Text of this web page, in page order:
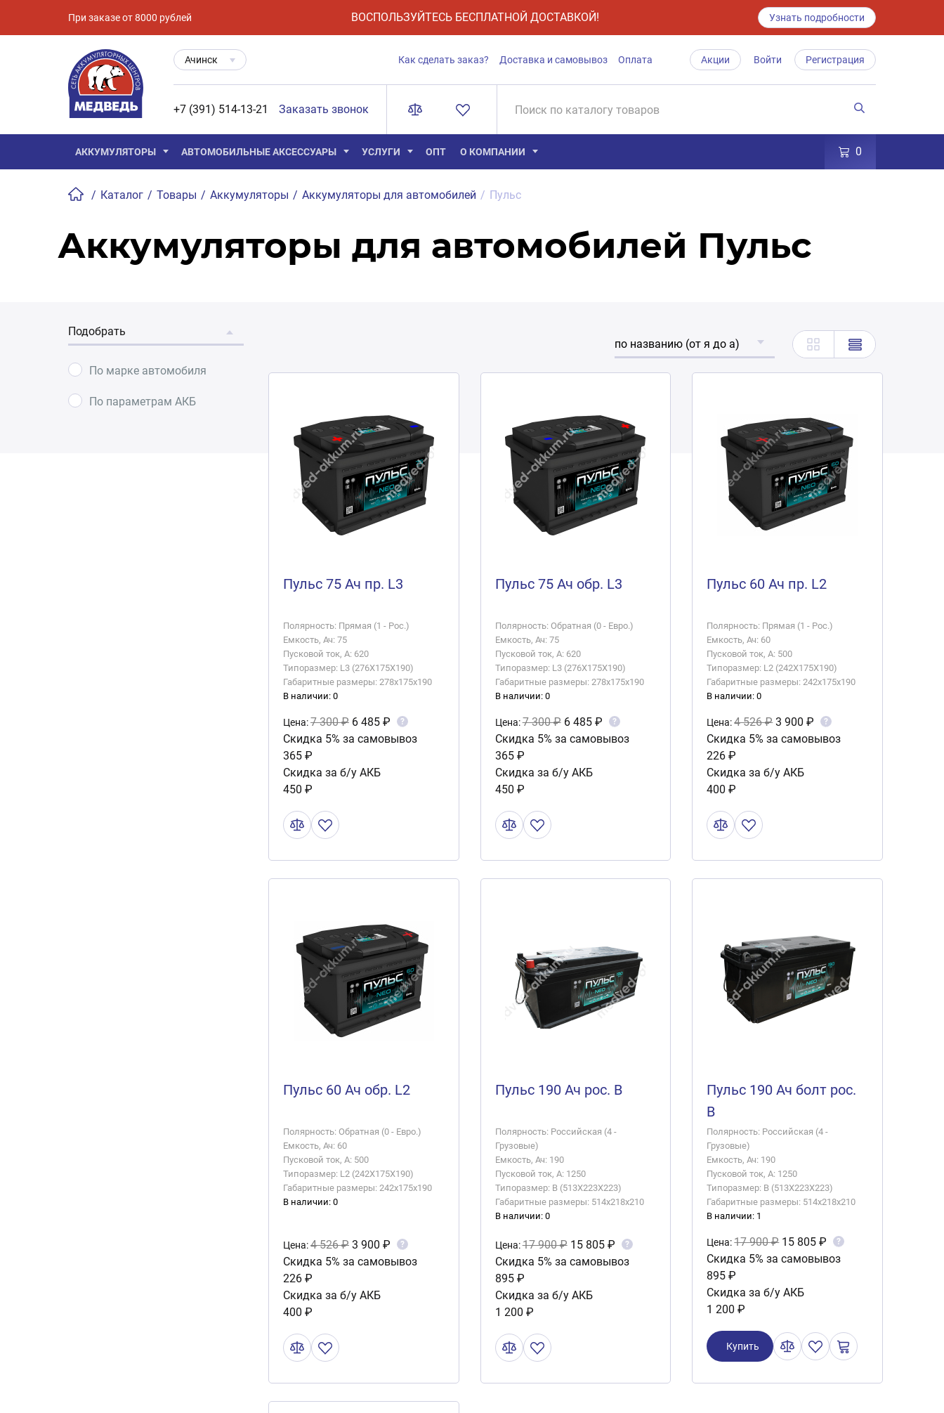
При заказе от 8000 рублей ВОСПОЛЬЗУЙТЕСЬ БЕСПЛАТНОЙ ДОСТАВКОЙ! Узнать подробности
Ачинск Как сделать заказ? Доставка и самовывоз Оплата Акции Войти Регистрация
+7 (391) 514-13-21 Заказать звонок
АККУМУЛЯТОРЫ АВТОМОБИЛЬНЫЕ АКСЕССУАРЫ УСЛУГИ ОПТ О КОМПАНИИ 0
/ Каталог / Товары / Аккумуляторы / Аккумуляторы для автомобилей / Пульс
Аккумуляторы для автомобилей Пульс
Подобрать
По марке автомобиля
По параметрам АКБ
по названию (от я до а)
Пульс 75 Ач пр. L3
Полярность: Прямая (1 - Рос.)
Емкость, Ач: 75
Пусковой ток, А: 620
Типоразмер: L3 (276X175X190)
Габаритные размеры: 278x175x190
В наличии: 0
Цена:7 300 ₽ 6 485 ₽ ?
Скидка 5% за самовывоз
365 ₽
Скидка за б/у АКБ
450 ₽
Пульс 75 Ач обр. L3
Полярность: Обратная (0 - Евро.)
Емкость, Ач: 75
Пусковой ток, А: 620
Типоразмер: L3 (276X175X190)
Габаритные размеры: 278x175x190
В наличии: 0
Цена:7 300 ₽ 6 485 ₽ ?
Скидка 5% за самовывоз
365 ₽
Скидка за б/у АКБ
450 ₽
Пульс 60 Ач пр. L2
Полярность: Прямая (1 - Рос.)
Емкость, Ач: 60
Пусковой ток, А: 500
Типоразмер: L2 (242X175X190)
Габаритные размеры: 242x175x190
В наличии: 0
Цена:4 526 ₽ 3 900 ₽ ?
Скидка 5% за самовывоз
226 ₽
Скидка за б/у АКБ
400 ₽
Пульс 60 Ач обр. L2
Полярность: Обратная (0 - Евро.)
Емкость, Ач: 60
Пусковой ток, А: 500
Типоразмер: L2 (242X175X190)
Габаритные размеры: 242x175x190
В наличии: 0
Цена:4 526 ₽ 3 900 ₽ ?
Скидка 5% за самовывоз
226 ₽
Скидка за б/у АКБ
400 ₽
Пульс 190 Ач рос. B
Полярность: Российская (4 -
Грузовые)
Емкость, Ач: 190
Пусковой ток, А: 1250
Типоразмер: B (513X223X223)
Габаритные размеры: 514x218x210
В наличии: 0
Цена:17 900 ₽ 15 805 ₽ ?
Скидка 5% за самовывоз
895 ₽
Скидка за б/у АКБ
1 200 ₽
Пульс 190 Ач болт рос.
B
Полярность: Российская (4 -
Грузовые)
Емкость, Ач: 190
Пусковой ток, А: 1250
Типоразмер: B (513X223X223)
Габаритные размеры: 514x218x210
В наличии: 1
Цена:17 900 ₽ 15 805 ₽ ?
Скидка 5% за самовывоз
895 ₽
Скидка за б/у АКБ
1 200 ₽
Купить